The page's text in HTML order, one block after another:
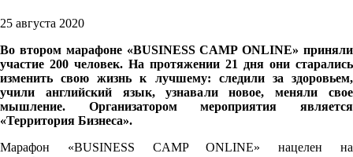
25 августа 2020
Во втором марафоне «BUSINESS CAMP ONLINE» приняли
участие 200 человек. На протяжении 21 дня они старались
изменить свою жизнь к лучшему: следили за здоровьем,
учили английский язык, узнавали новое, меняли свое
мышление. Организатором мероприятия является
«Территория Бизнеса».
Марафон «BUSINESS CAMP ONLINE» нацелен на